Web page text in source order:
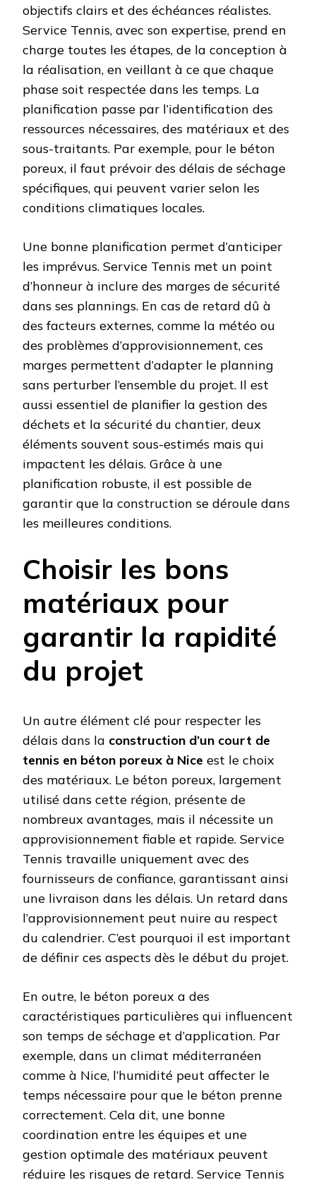
objectifs clairs et des échéances réalistes.
Service Tennis, avec son expertise, prend en
charge toutes les étapes, de la conception à
la réalisation, en veillant à ce que chaque
phase soit respectée dans les temps. La
planification passe par l’identification des
ressources nécessaires, des matériaux et des
sous-traitants. Par exemple, pour le béton
poreux, il faut prévoir des délais de séchage
spécifiques, qui peuvent varier selon les
conditions climatiques locales.
Une bonne planification permet d’anticiper
les imprévus. Service Tennis met un point
d’honneur à inclure des marges de sécurité
dans ses plannings. En cas de retard dû à
des facteurs externes, comme la météo ou
des problèmes d’approvisionnement, ces
marges permettent d’adapter le planning
sans perturber l’ensemble du projet. Il est
aussi essentiel de planifier la gestion des
déchets et la sécurité du chantier, deux
éléments souvent sous-estimés mais qui
impactent les délais. Grâce à une
planification robuste, il est possible de
garantir que la construction se déroule dans
les meilleures conditions.
Choisir les bons
matériaux pour
garantir la rapidité
du projet
Un autre élément clé pour respecter les
délais dans la construction d’un court de
tennis en béton poreux à Nice est le choix
des matériaux. Le béton poreux, largement
utilisé dans cette région, présente de
nombreux avantages, mais il nécessite un
approvisionnement fiable et rapide. Service
Tennis travaille uniquement avec des
fournisseurs de confiance, garantissant ainsi
une livraison dans les délais. Un retard dans
l’approvisionnement peut nuire au respect
du calendrier. C’est pourquoi il est important
de définir ces aspects dès le début du projet.
En outre, le béton poreux a des
caractéristiques particulières qui influencent
son temps de séchage et d’application. Par
exemple, dans un climat méditerranéen
comme à Nice, l’humidité peut affecter le
temps nécessaire pour que le béton prenne
correctement. Cela dit, une bonne
coordination entre les équipes et une
gestion optimale des matériaux peuvent
réduire les risques de retard. Service Tennis